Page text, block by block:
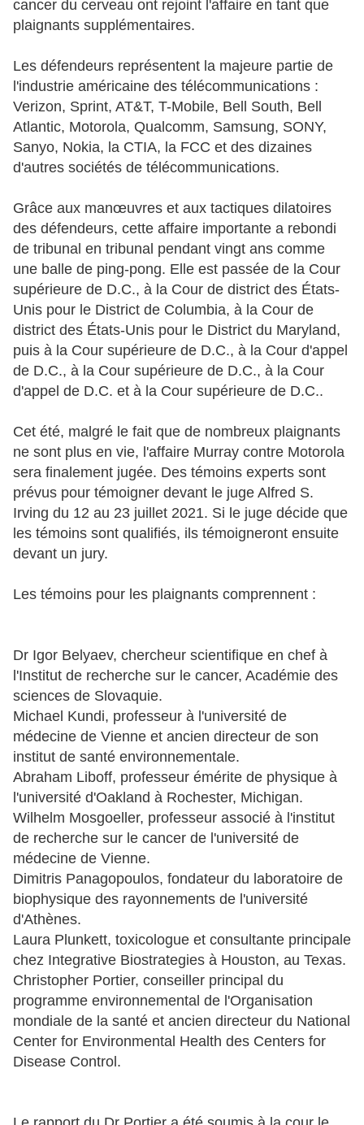
cancer du cerveau ont rejoint l'affaire en tant que
plaignants supplémentaires.
Les défendeurs représentent la majeure partie de
l'industrie américaine des télécommunications :
Verizon, Sprint, AT&T, T-Mobile, Bell South, Bell
Atlantic, Motorola, Qualcomm, Samsung, SONY,
Sanyo, Nokia, la CTIA, la FCC et des dizaines
d'autres sociétés de télécommunications.
Grâce aux manœuvres et aux tactiques dilatoires
des défendeurs, cette affaire importante a rebondi
de tribunal en tribunal pendant vingt ans comme
une balle de ping-pong. Elle est passée de la Cour
supérieure de D.C., à la Cour de district des États-
Unis pour le District de Columbia, à la Cour de
district des États-Unis pour le District du Maryland,
puis à la Cour supérieure de D.C., à la Cour d'appel
de D.C., à la Cour supérieure de D.C., à la Cour
d'appel de D.C. et à la Cour supérieure de D.C..
Cet été, malgré le fait que de nombreux plaignants
ne sont plus en vie, l'affaire Murray contre Motorola
sera finalement jugée. Des témoins experts sont
prévus pour témoigner devant le juge Alfred S.
Irving du 12 au 23 juillet 2021. Si le juge décide que
les témoins sont qualifiés, ils témoigneront ensuite
devant un jury.
Les témoins pour les plaignants comprennent :
Dr Igor Belyaev, chercheur scientifique en chef à
l'Institut de recherche sur le cancer, Académie des
sciences de Slovaquie.
Michael Kundi, professeur à l'université de
médecine de Vienne et ancien directeur de son
institut de santé environnementale.
Abraham Liboff, professeur émérite de physique à
l'université d'Oakland à Rochester, Michigan.
Wilhelm Mosgoeller, professeur associé à l'institut
de recherche sur le cancer de l'université de
médecine de Vienne.
Dimitris Panagopoulos, fondateur du laboratoire de
biophysique des rayonnements de l'université
d'Athènes.
Laura Plunkett, toxicologue et consultante principale
chez Integrative Biostrategies à Houston, au Texas.
Christopher Portier, conseiller principal du
programme environnemental de l'Organisation
mondiale de la santé et ancien directeur du National
Center for Environmental Health des Centers for
Disease Control.